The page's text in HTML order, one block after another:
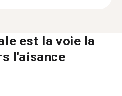
est la voie la
l'aisance